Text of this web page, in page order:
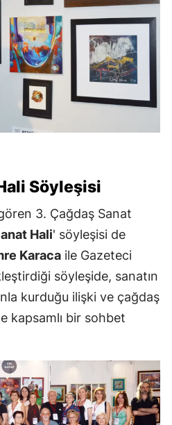
Söyleşisi
3. Çağdaş Sanat
Hali' söyleşisi de
Karaca ile Gazeteci
söyleşide, sanatın
kurduğu ilişki ve çağdaş
kapsamlı bir sohbet